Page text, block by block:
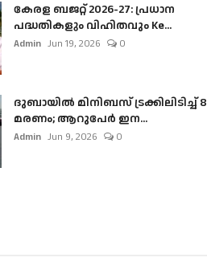
കേരള ബജറ്റ് 2026-27: പ്രധാന
പദ്ധതികളും വിഹിതവും Ke...
Admin Jun 19, 2026 0
ദുബായിൽ മിനിബസ്​ ട്രക്കിലിടിച്ച് 8
മരണം; ആറുപേർ ഇന...
Admin Jun 9, 2026 0